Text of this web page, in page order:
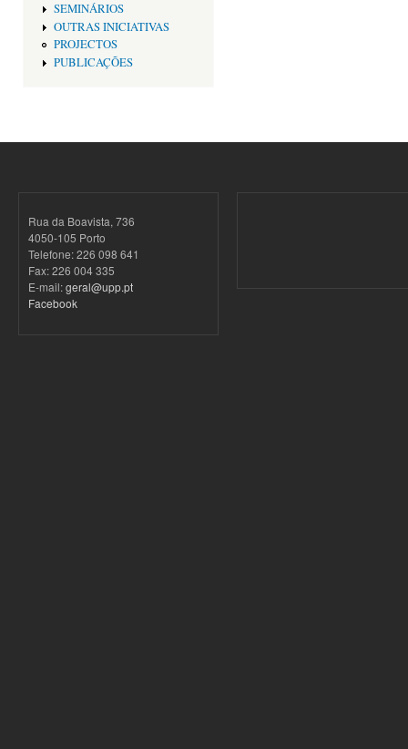
SEMINÁRIOS
OUTRAS INICIATIVAS
PROJECTOS
PUBLICAÇÕES
Rua da Boavista, 736
4050-105 Porto
Telefone: 226 098 641
Fax: 226 004 335
E-mail:geral@upp.pt
Facebook